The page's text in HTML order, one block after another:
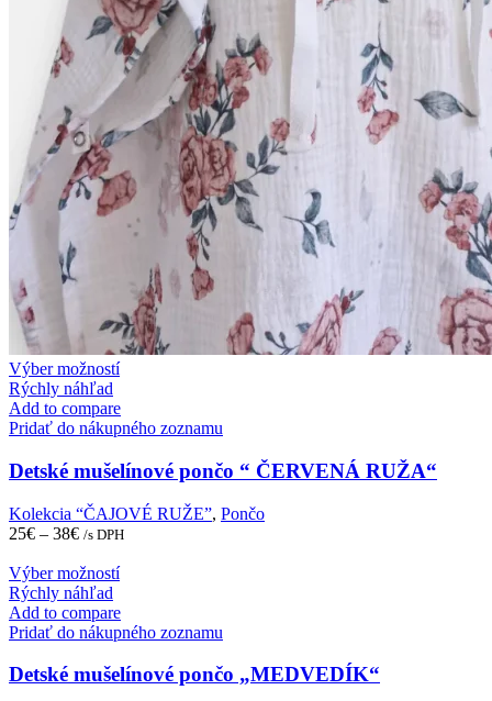
Výber možnostíThis
has
multiple
The
options
may
be
chosen
on
the
page
Rýchly náhľad
Add to compare
Pridať do nákupného zoznamu
Detské mušelínové pončo “ ČERVENÁ RUŽA“
Kolekcia “ČAJOVÉ RUŽE”, Pončo
25€ – 38€ /s DPH
Výber možnostíThis
has
multiple
The
Rýchly náhľad
Add to compare
Pridať do nákupného zoznamu
Detské mušelínové pončo „MEDVEDÍK“